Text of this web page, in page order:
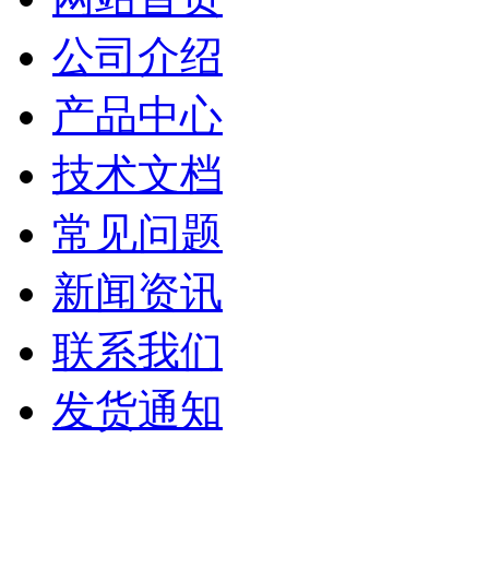
公司介绍
产品中心
技术文档
常见问题
新闻资讯
联系我们
发货通知